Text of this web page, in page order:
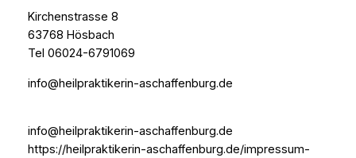
Kirchenstrasse 8
63768 Hösbach
Tel 06024-6791069
info@heilpraktikerin-aschaffenburg.de
info@heilpraktikerin-aschaffenburg.de
https://heilpraktikerin-aschaffenburg.de/impressum-